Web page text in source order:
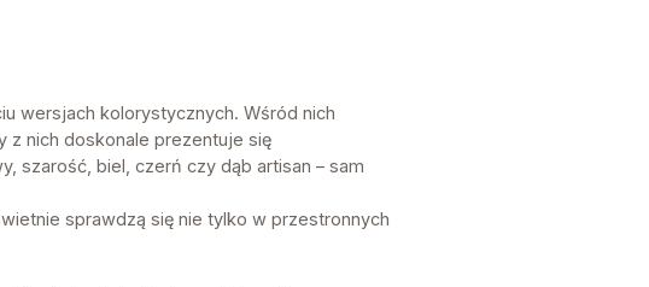
wersjach kolorystycznych. Wśród nich
z nich doskonale prezentuje się
szarość, biel, czerń czy dąb artisan – sam
sprawdzą się nie tylko w przestronnych